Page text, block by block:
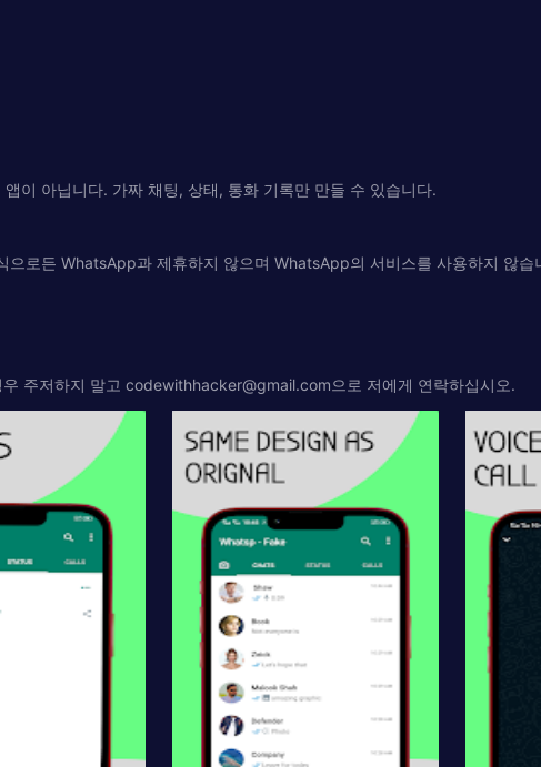
이 아닙니다. 가짜 채팅, 상태, 통화 기록만 만들 수 있습니다.
로든 WhatsApp과 제휴하지 않으며 WhatsApp의 서비스를 사용하지 않
주저하지 말고 codewithhacker@gmail.com으로 저에게 연락하십시오.